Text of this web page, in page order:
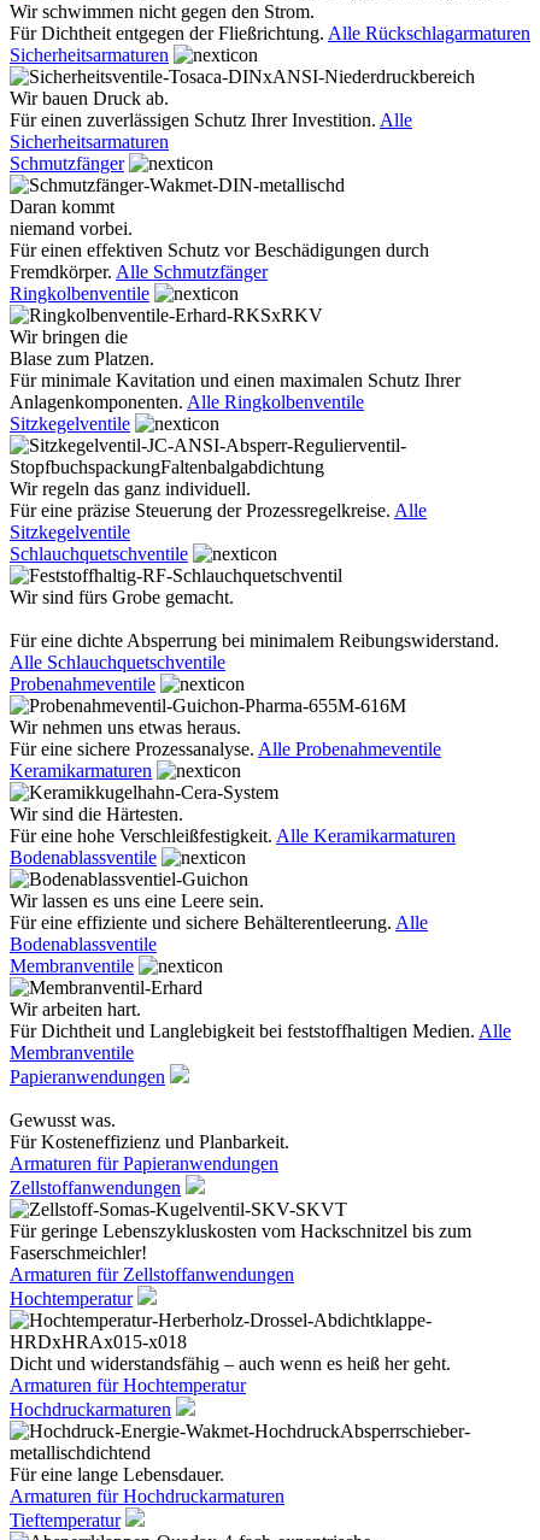
Wir schwimmen nicht gegen den Strom.
Für Dichtheit entgegen der Fließrichtung. Alle Rückschlagarmaturen
Sicherheitsarmaturen
Wir bauen Druck ab.
Für einen zuverlässigen Schutz Ihrer Investition. Alle
Sicherheitsarmaturen
Schmutzfänger
Daran kommt
niemand vorbei.
Für einen effektiven Schutz vor Beschädigungen durch
Fremdkörper. Alle Schmutzfänger
Ringkolbenventile
Wir bringen die
Blase zum Platzen.
Für minimale Kavitation und einen maximalen Schutz Ihrer
Anlagenkomponenten. Alle Ringkolbenventile
Sitzkegelventile
Wir regeln das ganz individuell.
Für eine präzise Steuerung der Prozessregelkreise. Alle
Sitzkegelventile
Schlauchquetschventile
Wir sind fürs Grobe gemacht.
Für eine dichte Absperrung bei minimalem Reibungswiderstand.
Alle Schlauchquetschventile
Probenahmeventile
Wir nehmen uns etwas heraus.
Für eine sichere Prozessanalyse. Alle Probenahmeventile
Keramikarmaturen
Wir sind die Härtesten.
Für eine hohe Verschleißfestigkeit. Alle Keramikarmaturen
Bodenablassventile
Wir lassen es uns eine Leere sein.
Für eine effiziente und sichere Behälterentleerung. Alle
Bodenablassventile
Membranventile
Wir arbeiten hart.
Für Dichtheit und Langlebigkeit bei feststoffhaltigen Medien. Alle
Membranventile
Papieranwendungen
Gewusst was.
Für Kosteneffizienz und Planbarkeit.
Armaturen für Papieranwendungen
Zellstoffanwendungen
Für geringe Lebenszykluskosten vom Hackschnitzel bis zum
Faserschmeichler!
Armaturen für Zellstoffanwendungen
Hochtemperatur
Dicht und widerstandsfähig – auch wenn es heiß her geht.
Armaturen für Hochtemperatur
Hochdruckarmaturen
Für eine lange Lebensdauer.
Armaturen für Hochdruckarmaturen
Tieftemperatur